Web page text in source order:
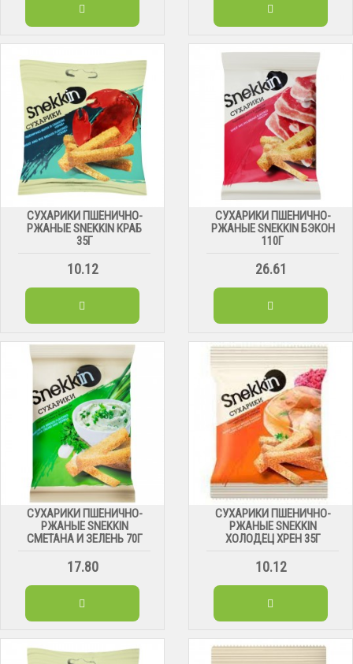
СУХАРИКИ ПШЕНИЧНО-
РЖАНЫЕ SNEKKIN КРАБ
35Г
10.12
СУХАРИКИ ПШЕНИЧНО-
РЖАНЫЕ SNEKKIN БЭКОН
110Г
26.61
СУХАРИКИ ПШЕНИЧНО-
РЖАНЫЕ SNEKKIN
СМЕТАНА И ЗЕЛЕНЬ 70Г
17.80
СУХАРИКИ ПШЕНИЧНО-
РЖАНЫЕ SNEKKIN
ХОЛОДЕЦ ХРЕН 35Г
10.12